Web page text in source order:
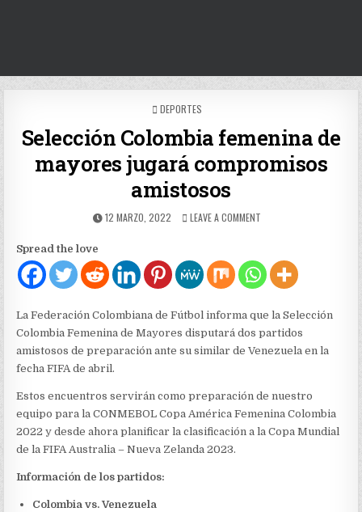
POSTED
DEPORTES
Selección Colombia femenina de
mayores jugará compromisos
amistosos
PUBLISHED
12 MARZO, 2022 LEAVE A COMMENT
FEMENINA
DE
MAYORES
COMPROMISOS
AMISTOSOS
Spread the love
La Federación Colombiana de Fútbol informa que la Selección
Colombia Femenina de Mayores disputará dos partidos
amistosos de preparación ante su similar de Venezuela en la
fecha FIFA de abril.
Estos encuentros servirán como preparación de nuestro
equipo para la CONMEBOL Copa América Femenina Colombia
2022 y desde ahora planificar la clasificación a la Copa Mundial
de la FIFA Australia – Nueva Zelanda 2023.
Información de los partidos:
Colombia vs. Venezuela